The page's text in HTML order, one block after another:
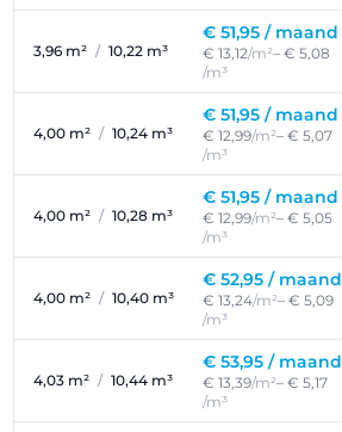
3,96 m² / 10,22 m³
€ 51,95 / maand
€ 13,12/m²– € 5,08
/m³
4,00 m² / 10,24 m³
€ 51,95 / maand
€ 12,99/m²– € 5,07
/m³
4,00 m² / 10,28 m³
€ 51,95 / maand
€ 12,99/m²– € 5,05
/m³
4,00 m² / 10,40 m³
€ 52,95 / maand
€ 13,24/m²– € 5,09
/m³
4,03 m² / 10,44 m³
€ 53,95 / maand
€ 13,39/m²– € 5,17
/m³